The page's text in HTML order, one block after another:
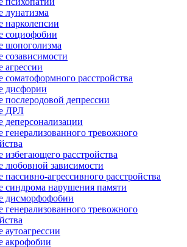
лунатизма
нарколепсии
социофобии
шопоголизма
созависимости
агрессии
соматоформного расстройства
дисфории
послеродовой депрессии
ДРЛ
деперсонализации
генерализованного тревожного
избегающего расстройства
любовной зависимости
пассивно-агрессивного расстройства
синдрома нарушения памяти
дисморфофобии
генерализованного тревожного
аутоагрессии
акрофобии